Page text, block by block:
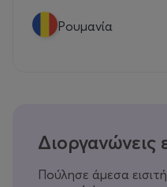
Ρουμανία
Διοργανώνεις
Πούλησε άμεσα